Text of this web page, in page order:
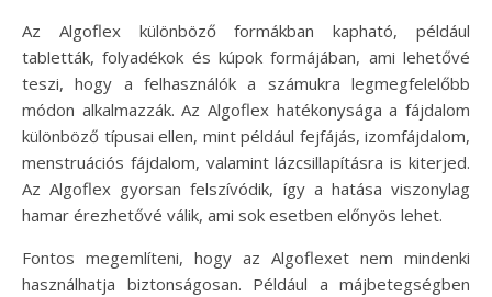
Az Algoflex különböző formákban kapható, például
tabletták, folyadékok és kúpok formájában, ami lehetővé
teszi, hogy a felhasználók a számukra legmegfelelőbb
módon alkalmazzák. Az Algoflex hatékonysága a fájdalom
különböző típusai ellen, mint például fejfájás, izomfájdalom,
menstruációs fájdalom, valamint lázcsillapításra is kiterjed.
Az Algoflex gyorsan felszívódik, így a hatása viszonylag
hamar érezhetővé válik, ami sok esetben előnyös lehet.
Fontos megemlíteni, hogy az Algoflexet nem mindenki
használhatja biztonságosan. Például a májbetegségben